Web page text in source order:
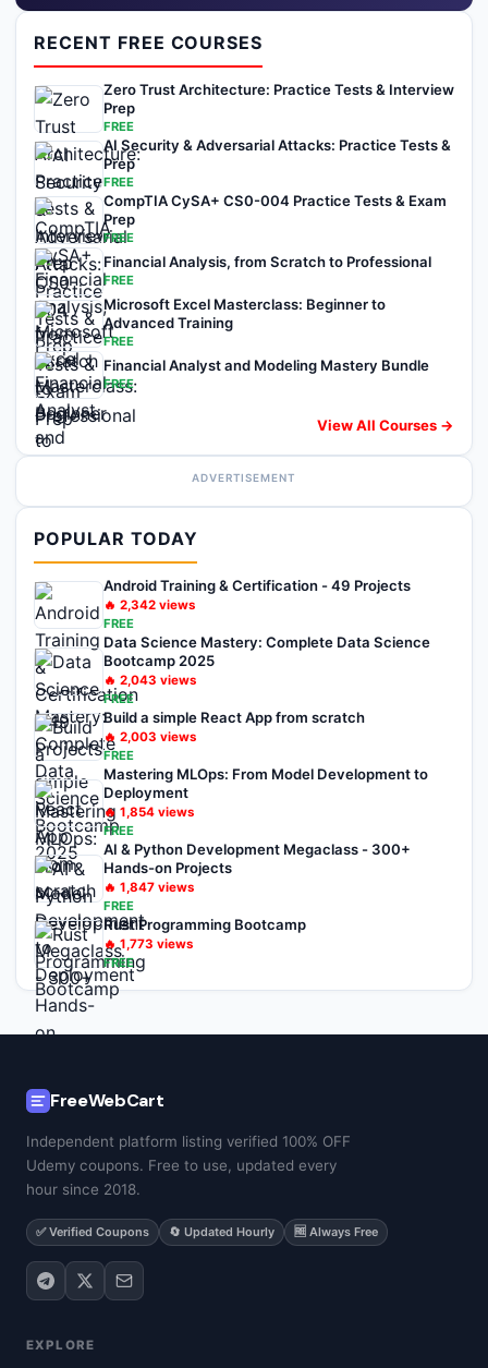
RECENT FREE COURSES
Zero Trust Architecture: Practice Tests & Interview
Prep
FREE
AI Security & Adversarial Attacks: Practice Tests &
Prep
FREE
CompTIA CySA+ CS0-004 Practice Tests & Exam
Prep
FREE
Financial Analysis, from Scratch to Professional
FREE
Microsoft Excel Masterclass: Beginner to
Advanced Training
FREE
Financial Analyst and Modeling Mastery Bundle
FREE
View All Courses →
ADVERTISEMENT
POPULAR TODAY
Android Training & Certification - 49 Projects
🔥 2,342 views
FREE
Data Science Mastery: Complete Data Science
Bootcamp 2025
🔥 2,043 views
FREE
Build a simple React App from scratch
🔥 2,003 views
FREE
Mastering MLOps: From Model Development to
Deployment
🔥 1,854 views
FREE
AI & Python Development Megaclass - 300+
Hands-on Projects
🔥 1,847 views
FREE
Rust Programming Bootcamp
🔥1,773 views
FREE
FreeWebCart
Independent platform listing verified 100% OFF
Udemy coupons. Free to use, updated every
hour since 2018.
✅ Verified Coupons 🔄 Updated Hourly 🆓 Always Free
EXPLORE